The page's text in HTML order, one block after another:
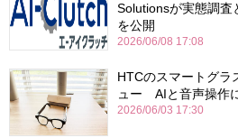
Solutionsが実態調査
を公開
2026/06/08 17:08
HTCのスマートグラ
ュー AIと音声操作
2026/06/03 17:30